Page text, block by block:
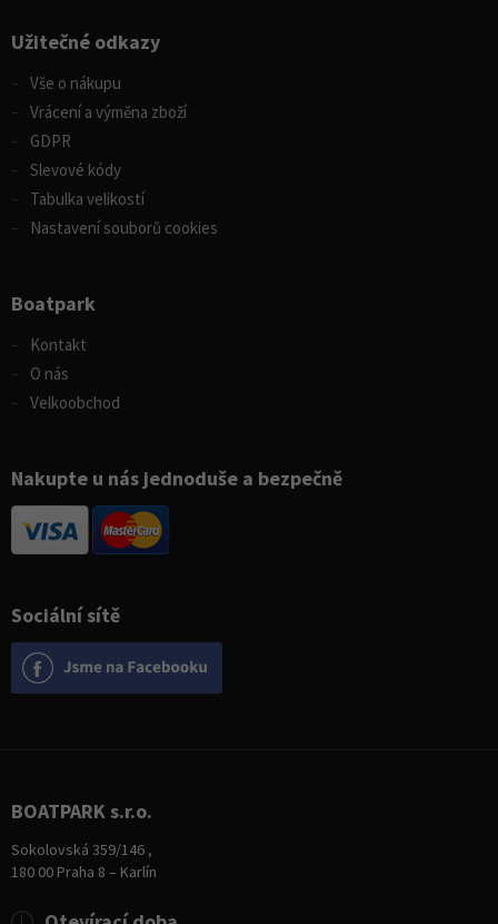
Sociální sítě
Užitečné odkazy
Vše o nákupu
Vrácení a výměna zboží
GDPR
Slevové kódy
Tabulka velikostí
Nastavení souborů cookies
Boatpark
Kontakt
O nás
Velkoobchod
Nakupte u nás jednoduše a bezpečně
BOATPARK s.r.o.
Sokolovská 359/146 ,
180 00 Praha 8 – Karlín